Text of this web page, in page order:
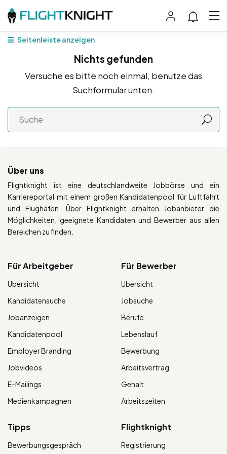
Seitenleiste anzeigen
Nichts gefunden
Versuche es bitte noch einmal, benutze das
Suchformular unten.
Über uns
Flightknight ist eine deutschlandweite Jobbörse und ein
Karriereportal mit einem großen Kandidatenpool für Luftfahrt
und Flughäfen. Über Flightknight erhalten Jobanbieter die
Möglichkeiten, geeignete Kandidaten und Bewerber aus allen
Bereichen zu finden.
Für Arbeitgeber
Übersicht
Kandidatensuche
Jobanzeigen
Kandidatenpool
Employer Branding
Jobvideos
E-Mailings
Medienkampagnen
Für Bewerber
Übersicht
Jobsuche
Berufe
Lebenslauf
Bewerbung
Arbeitsvertrag
Gehalt
Arbeitszeiten
Tipps
Bewerbungsgespräch
Flightknight
Registrierung